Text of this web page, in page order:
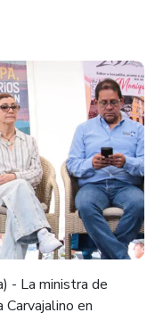
- La ministra de
en